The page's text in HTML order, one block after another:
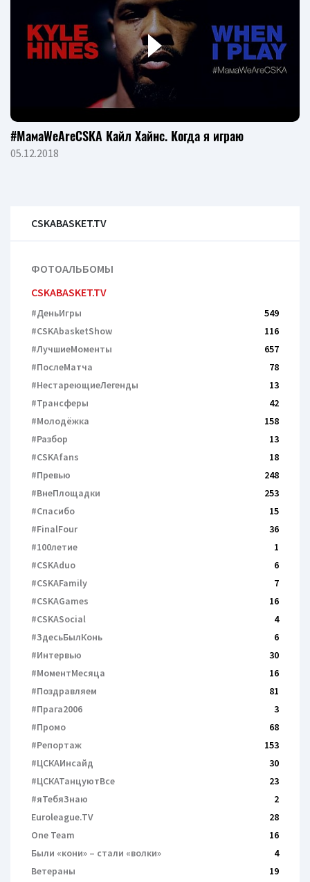
#МамаWeAreCSKA Кайл Хайнс. Когда я играю
05.12.2018
CSKABASKET.TV
ФОТОАЛЬБОМЫ
CSKABASKET.TV
#ДеньИгры
549
#CSKAbasketShow
116
#ЛучшиеМоменты
657
#ПослеМатча
78
#НестареющиеЛегенды
13
#Трансферы
42
#Молодёжка
158
#Разбор
13
#CSKAfans
18
#Превью
248
#ВнеПлощадки
253
#Спасибо
15
#FinalFour
36
#100летие
1
#CSKAduo
6
#CSKAFamily
7
#CSKAGames
16
#CSKASocial
4
#ЗдесьБылКонь
6
#Интервью
30
#МоментМесяца
16
#Поздравляем
81
#Прага2006
3
#Промо
68
#Репортаж
153
#ЦСКАИнсайд
30
#ЦСКАТанцуютВсе
23
#яТебяЗнаю
2
Euroleague.TV
28
One Team
16
Были «кони» – cтали «волки»
4
Ветераны
19